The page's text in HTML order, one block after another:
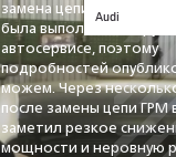
Audi
замена цепи ГРМ.
была выполнена в
автосервисе, поэтому
подробностей
можем. Через
после замены цепи ГРМ
заметил резкое
мощности и неровную